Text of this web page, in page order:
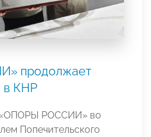
продолжает
в КНР
«ОПОРЫ РОССИИ» во
Попечительского